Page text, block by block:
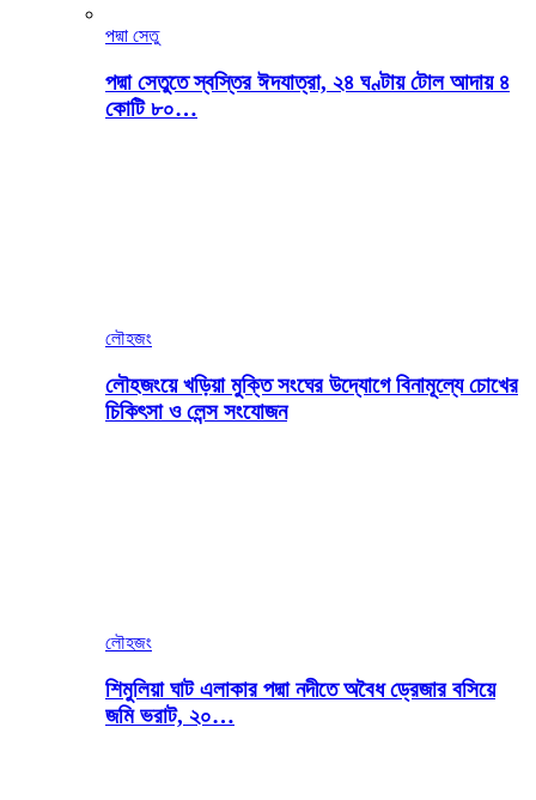
পদ্মা সেতু
পদ্মা সেতুতে স্বস্তির ঈদযাত্রা, ২৪ ঘণ্টায় টোল আদায় ৪
কোটি ৮০…
লৌহজং
লৌহজংয়ে খড়িয়া মুক্তি সংঘের উদ্যোগে বিনামূল্যে চোখের
চিকিৎসা ও লেন্স সংযোজন
লৌহজং
শিমুলিয়া ঘাট এলাকার পদ্মা নদীতে অবৈধ ড্রেজার বসিয়ে
জমি ভরাট, ২০…